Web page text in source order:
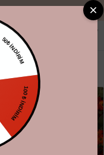
"Aynı gün
50₺ İNDİRİM
100 ₺ İNDİRİM